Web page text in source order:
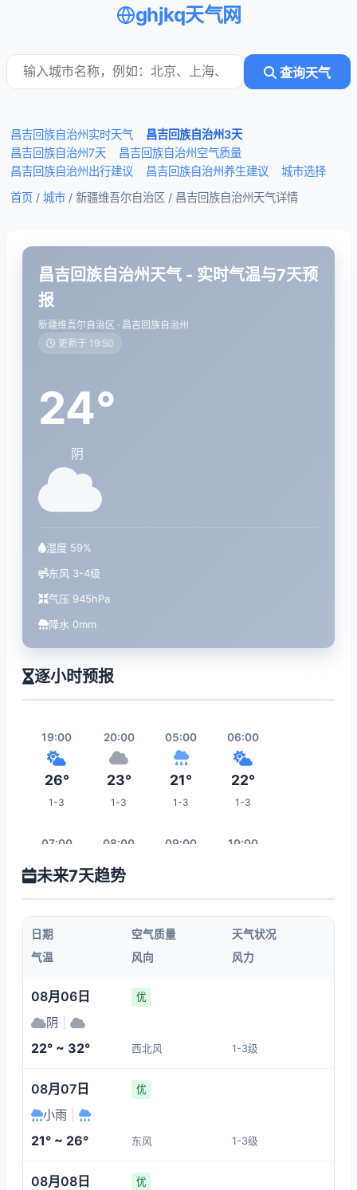
ghjkq天气网
查询天气
昌吉回族自治州实时天气
昌吉回族自治州3天
昌吉回族自治州7天
昌吉回族自治州空气质量
昌吉回族自治州出行建议
昌吉回族自治州养生建议
城市选择
首页 / 城市 / 新疆维吾尔自治区 / 昌吉回族自治州天气详情
昌吉回族自治州天气 - 实时气温与7天预
报
新疆维吾尔自治区 · 昌吉回族自治州
更新于 19:50
24°
阴
湿度 59%
东风 3-4级
气压 945hPa
降水 0mm
逐小时预报
19:00
26°
1-3
20:00
23°
1-3
05:00
21°
1-3
06:00
22°
1-3
07:00
22°
08:00
23°
09:00 10:00
11:00
26°
1-3
12:00 14:00
21:00
23°
1-3
15:00 17:00
未来7天趋势
日期 空气质量
天气状况
气温
风向 风力
08月06日 优
阴
22° ~ 32° 西北风 1-3级
08月07日 优
小雨
21° ~ 26° 东风 1-3级
08月08日 优